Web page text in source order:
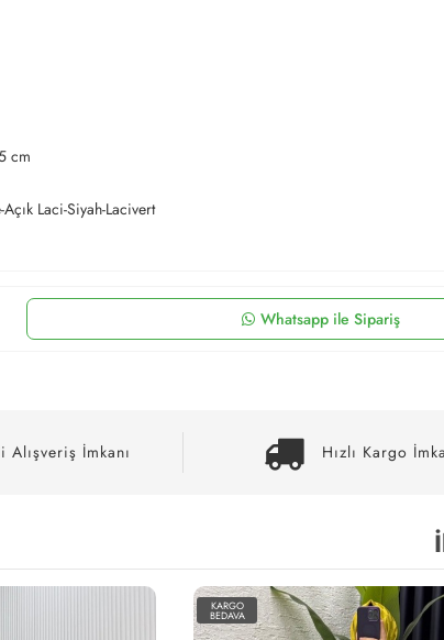
cm
Açık Laci-Siyah-Lacivert
Whatsapp ile Sipariş
Alışveriş İmkanı Hızlı Kargo
KARGO
BEDAVA